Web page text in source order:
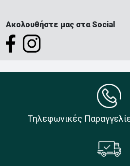
Ακολουθήστε μας στα Social
Τηλεφωνικές